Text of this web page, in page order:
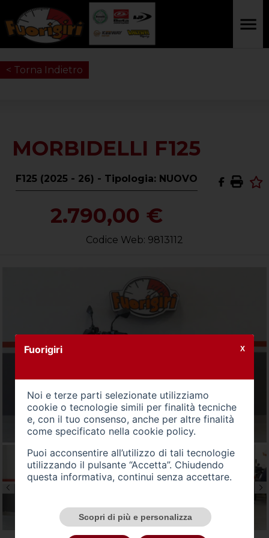
< Torna Indietro
Codice Web: 9813112
MORBIDELLI F125
F125 (2025 - 26) - Tipologia: NUOVO
2.790,00 €
Fuorigiri
Noi e terze parti selezionate utilizziamo
cookie o tecnologie simili per finalità tecniche
e, con il tuo consenso, anche per altre finalità
come specificato nella cookie policy.
Puoi acconsentire all’utilizzo di tali tecnologie
utilizzando il pulsante “Accetta”. Chiudendo
questa informativa, continui senza accettare.
Scopri di più e personalizza
X